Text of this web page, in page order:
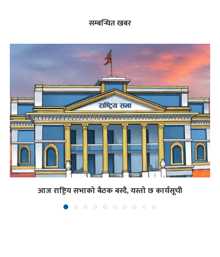
सम्बन्धित खबर
आज राष्ट्रिय सभाको बैठक बस्दै, यस्तो छ कार्यसूची